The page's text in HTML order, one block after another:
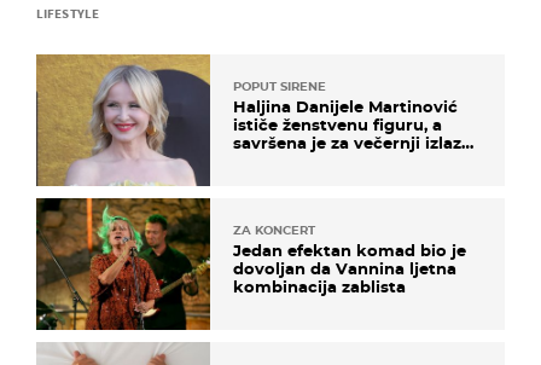
LIFESTYLE
POPUT SIRENE
Haljina Danijele Martinović
ističe ženstvenu figuru, a
savršena je za večernji izlazak
ZA KONCERT
Jedan efektan komad bio je
dovoljan da Vannina ljetna
kombinacija zablista